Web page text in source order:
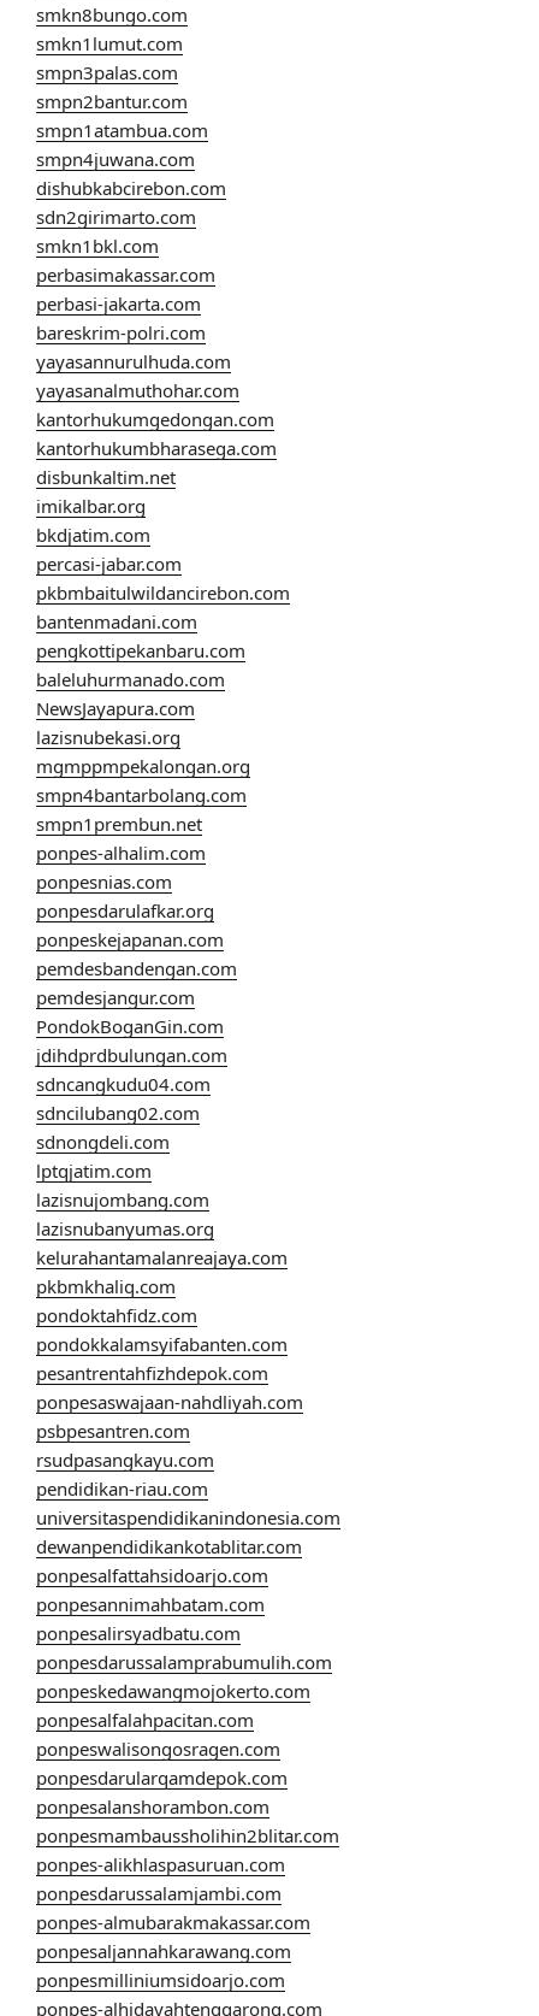
smkn8bungo.com
smkn1lumut.com
smpn3palas.com
smpn2bantur.com
smpn1atambua.com
smpn4juwana.com
dishubkabcirebon.com
sdn2girimarto.com
smkn1bkl.com
perbasimakassar.com
perbasi-jakarta.com
bareskrim-polri.com
yayasannurulhuda.com
yayasanalmuthohar.com
kantorhukumgedongan.com
kantorhukumbharasega.com
disbunkaltim.net
imikalbar.org
bkdjatim.com
percasi-jabar.com
pkbmbaitulwildancirebon.com
bantenmadani.com
pengkottipekanbaru.com
baleluhurmanado.com
NewsJayapura.com
lazisnubekasi.org
mgmppmpekalongan.org
smpn4bantarbolang.com
smpn1prembun.net
ponpes-alhalim.com
ponpesnias.com
ponpesdarulafkar.org
ponpeskejapanan.com
pemdesbandengan.com
pemdesjangur.com
PondokBoganGin.com
jdihdprdbulungan.com
sdncangkudu04.com
sdncilubang02.com
sdnongdeli.com
lptqjatim.com
lazisnujombang.com
lazisnubanyumas.org
kelurahantamalanreajaya.com
pkbmkhaliq.com
pondoktahfidz.com
pondokkalamsyifabanten.com
pesantrentahfizhdepok.com
ponpesaswajaan-nahdliyah.com
psbpesantren.com
rsudpasangkayu.com
pendidikan-riau.com
universitaspendidikanindonesia.com
dewanpendidikankotablitar.com
ponpesalfattahsidoarjo.com
ponpesannimahbatam.com
ponpesalirsyadbatu.com
ponpesdarussalamprabumulih.com
ponpeskedawangmojokerto.com
ponpesalfalahpacitan.com
ponpeswalisongosragen.com
ponpesdarularqamdepok.com
ponpesalanshorambon.com
ponpesmambaussholihin2blitar.com
ponpes-alikhlaspasuruan.com
ponpesdarussalamjambi.com
ponpes-almubarakmakassar.com
ponpesaljannahkarawang.com
ponpesmilliniumsidoarjo.com
ponpes-alhidayahtenggarong.com